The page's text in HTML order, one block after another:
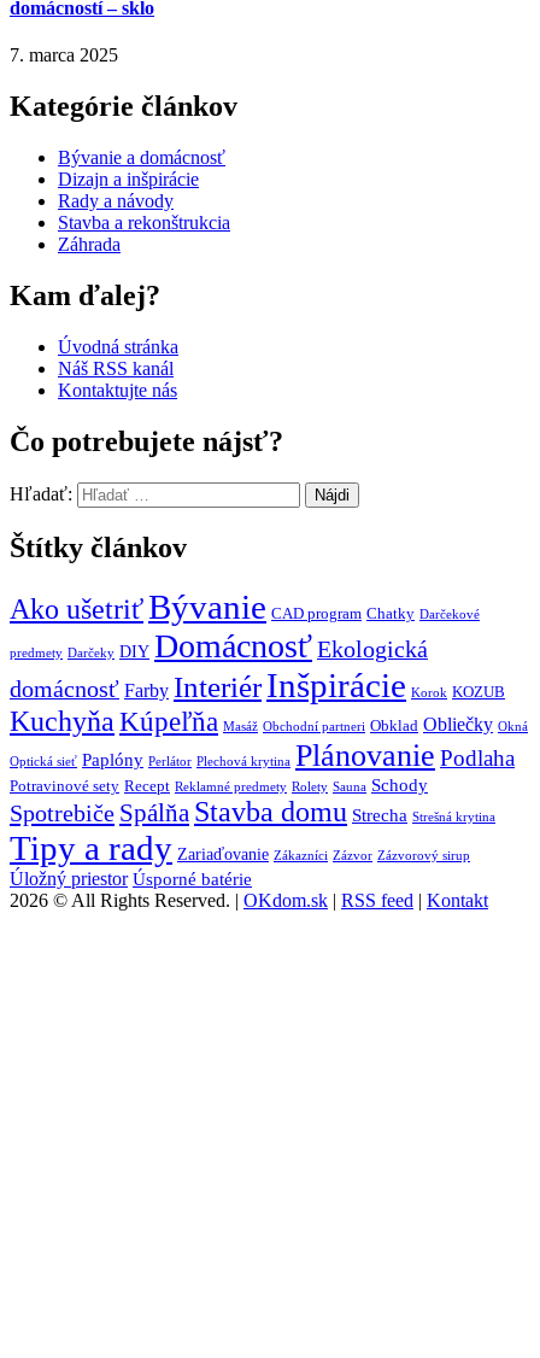
domácností – sklo
7. marca 2025
Kategórie článkov
Bývanie a domácnosť
Dizajn a inšpirácie
Rady a návody
Stavba a rekonštrukcia
Záhrada
Kam ďalej?
Úvodná stránka
Náš RSS kanál
Kontaktujte nás
Čo potrebujete nájsť?
Hľadať:
Štítky článkov
Ako ušetriťBývanie CAD program Chatky Darčekové
predmety Darčeky DIY DomácnosťEkologická
domácnosť Farby InteriérInšpirácie Korok KOZUB
Kuchyňa Kúpeľňa Masáž Obchodní partneri Obklad Obliečky Okná
Optická sieť Paplóny Perlátor Plechová krytina Plánovanie Podlaha
Potravinové sety Recept Reklamné predmety Rolety Sauna Schody
Spotrebiče Spálňa Stavba domu Strecha Strešná krytina
Tipy a rady Zariaďovanie Zákazníci Zázvor Zázvorový sirup
Úložný priestor Úsporné batérie
2026 © All Rights Reserved. | OKdom.sk | RSS feed | Kontakt